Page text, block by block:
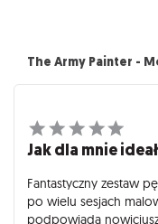
The Army Painter -
Jak dla mnie
Fantastyczny zestaw
po wielu sesjach
podpowiada